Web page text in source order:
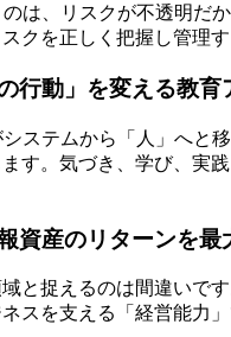
は、リスクが不透明だ
クを正しく把握し管理
行動」を変える教育
ステムから「人」へと
す。気づき、学び、実
資産のリターンを
と捉えるのは間違いで
スを支える「経営能力